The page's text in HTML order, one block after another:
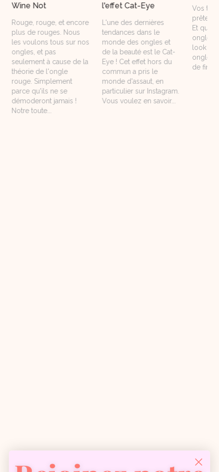
Wine Not
Rouge, rouge, et encore
plus de rouges. Nous
les voulons tous sur nos
ongles, et pas
seulement à cause de la
théorie de l'ongle
rouge. Simplement
parce qu'ils ne se
démoderont jamais !
Notre toute...
l'effet Cat-Eye
L'une des dernières
tendances dans le
monde des ongles et
de la beauté est le Cat-
Eye ! Cet effet hors du
commun a pris le
monde d'assaut, en
particulier sur Instagram.
Vous voulez en savoir...
Vos
prêtes
Et
ongles
look
ongles
de fin